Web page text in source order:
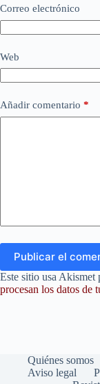
Correo electrónico
Web
Añadir comentario *
Publicar el
Este sitio usa Akismet
procesan los datos de
Quiénes somos
Aviso legal